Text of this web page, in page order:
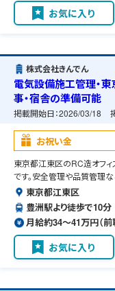
お気に入り
株式会社きんでん
電気設備施工管理・
事・宿舎の準備可能
掲載開始日：2026/03/18
お祝い金
東京都江東区のRC造オフ
です。安全管理や品質管理
東京都江東区
豊洲駅より徒歩で10分
月給約34〜41万円（前
お気に入り